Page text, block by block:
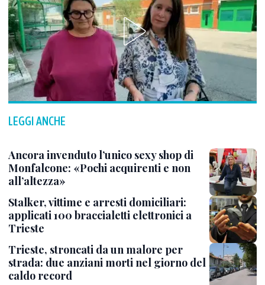
LEGGI ANCHE
Ancora invenduto l’unico sexy shop di
Monfalcone: «Pochi acquirenti e non
all’altezza»
Stalker, vittime e arresti domiciliari:
applicati 100 braccialetti elettronici a
Trieste
Trieste, stroncati da un malore per
strada: due anziani morti nel giorno del
caldo record